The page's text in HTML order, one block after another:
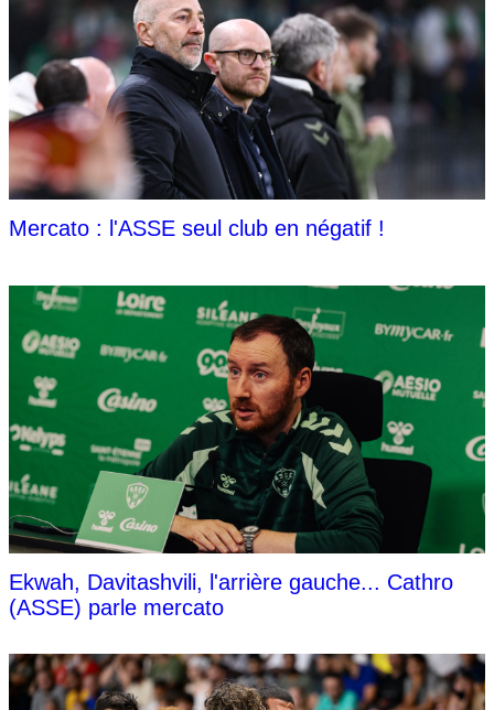
Mercato : l'ASSE seul club en négatif !
Ekwah, Davitashvili, l'arrière gauche... Cathro
(ASSE) parle mercato